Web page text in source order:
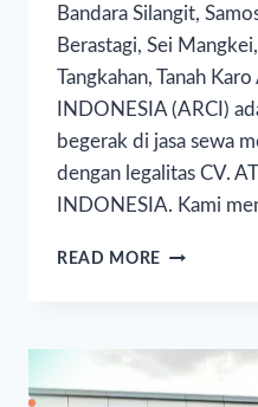
Bandara Silangit,
Berastagi, Sei
Tangkahan, Tanah
INDONESIA (ARCI)
begerak di jasa sewa
dengan legalitas CV.
INDONESIA. Kami
READ MORE